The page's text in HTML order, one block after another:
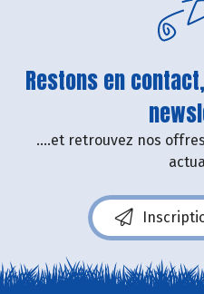
Restons en
....et retrouvez nos